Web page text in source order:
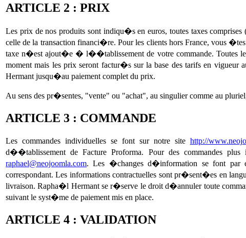
ARTICLE 2 : PRIX
Les prix de nos produits sont indiqu�s en euros, toutes taxes
celle de la transaction financi�re. Pour les clients hors France, vous
taxe n�est ajout�e � l��tablissement de votre commande. Toutes
moment mais les prix seront factur�s sur la base des tarifs en
Hermant jusqu�au paiement complet du prix.
Au sens des pr�sentes, "vente" ou "achat", au singulier comme au
ARTICLE 3 : COMMANDE
Les commandes individuelles se font sur notre site http://
d��tablissement de Facture Proforma. Pour des commandes
raphael@neojoomla.com. Les �changes d�information se font
correspondant. Les informations contractuelles sont pr�sent�es en
livraison. Rapha�l Hermant se r�serve le droit d�annuler toute
suivant le syst�me de paiement mis en place.
ARTICLE 4 : VALIDATION